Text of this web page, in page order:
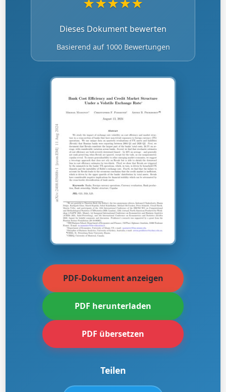
Dieses Dokument bewerten
Basierend auf 1000 Bewertungen
PDF-Dokument anzeigen
PDF herunterladen
PDF übersetzen
Teilen